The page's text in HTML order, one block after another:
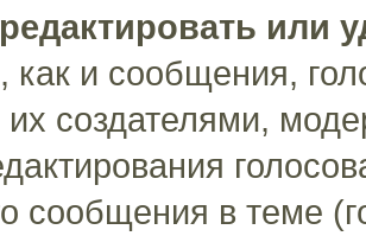
или
как и сообщения,
их создателями,
сообщения в теме